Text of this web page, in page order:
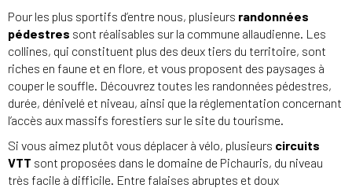
Pour les plus sportifs d’entre nous, plusieurs randonnées
pédestres sont réalisables sur la commune allaudienne. Les
collines, qui constituent plus des deux tiers du territoire, sont
riches en faune et en flore, et vous proposent des paysages à
couper le souffle. Découvrez toutes les randonnées pédestres,
durée, dénivelé et niveau, ainsi que la réglementation concernant
l’accès aux massifs forestiers sur le site du tourisme.
Si vous aimez plutôt vous déplacer à vélo, plusieurs circuits
VTT sont proposées dans le domaine de Pichauris, du niveau
très facile à difficile. Entre falaises abruptes et doux